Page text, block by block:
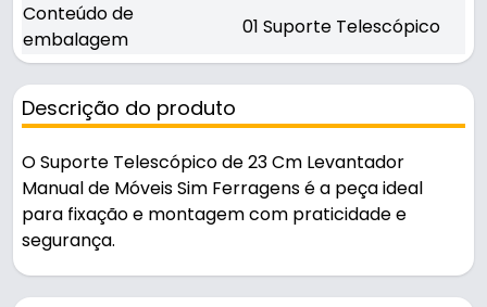
Conteúdo de
embalagem
01 Suporte Telescópico
Descrição do produto
O Suporte Telescópico de 23 Cm Levantador
Manual de Móveis Sim Ferragens é a peça ideal
para fixação e montagem com praticidade e
segurança.
Pode ser usado em oficinas, obras e manutenção.